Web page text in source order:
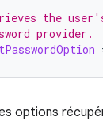
the
provider.
options